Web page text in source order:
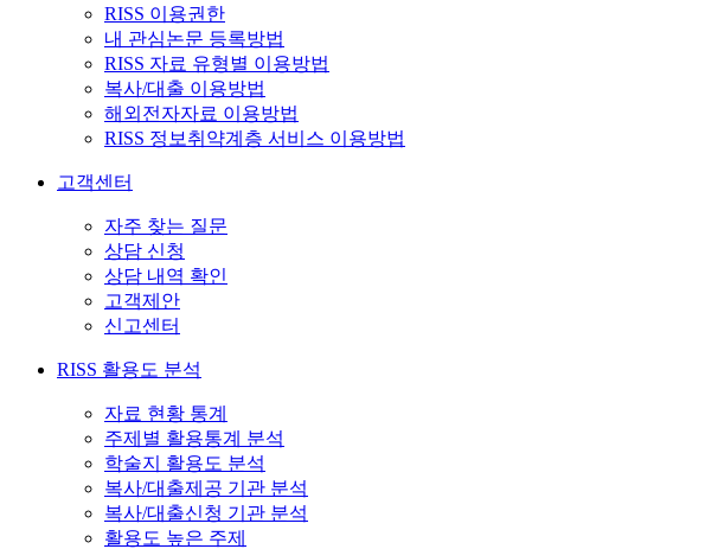
RISS 이용권한
내 관심논문 등록방법
RISS 자료 유형별 이용방법
복사/대출 이용방법
해외전자자료 이용방법
RISS 정보취약계층 서비스 이용방법
고객센터
자주 찾는 질문
상담 신청
상담 내역 확인
고객제안
신고센터
RISS 활용도 분석
자료 현황 통계
주제별 활용통계 분석
학술지 활용도 분석
복사/대출제공 기관 분석
복사/대출신청 기관 분석
활용도 높은 주제